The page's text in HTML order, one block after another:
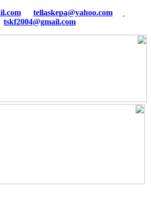
tellaskepa@yahoo.com
tskf2004@gmail.com